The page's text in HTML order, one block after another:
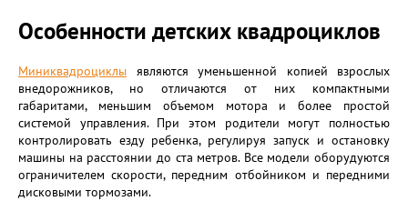
Особенности детских квадроциклов
Миниквадроциклы являются уменьшенной копией взрослых
внедорожников, но отличаются от них компактными
габаритами, меньшим объемом мотора и более простой
системой управления. При этом родители могут полностью
контролировать езду ребенка, регулируя запуск и остановку
машины на расстоянии до ста метров. Все модели оборудуются
ограничителем скорости, передним отбойником и передними
дисковыми тормозами.